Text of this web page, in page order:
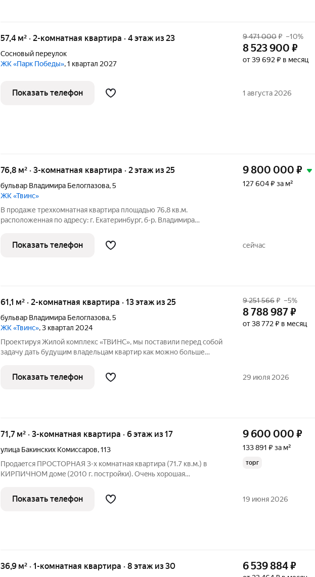
57,4 м² · 2-комнатная квартира · 4 этаж из 23
Сосновый переулок
ЖК «Парк Победы», 1 квартал 2027
9 471 000₽ –10%
8 523 900 ₽
от 39 692 ₽ в месяц
Показать телефон 1 августа 2026
76,8 м² · 3-комнатная квартира · 2 этаж из 25
бульвар Владимира Белоглазова,5
ЖК «Твинс»
В продаже трехкомнатная квартира площадью 76,8 кв.м.
расположенная по адресу: г. Екатеринбург, б-р. Владимира
выкуплена застройщиком по программе обмена и оформлена на
юридическое лицо.
9 800 000 ₽
127 604 ₽ за м²
Показать телефон сейчас
61,1 м² · 2-комнатная квартира · 13 этаж из 25
бульвар Владимира Белоглазова,5
ЖК «Твинс», 3 квартал 2024
Проектируя Жилой комплекс «ТВИНС», мы поставили перед собой
задачу дать будущим владельцам квартир как можно больше
трудная задача, особенно в условиях постоянного роста цен, но
мы нашли её
9 251 566₽ –5%
8 788 987₽
от 38 772 ₽ в месяц
Показать телефон 29 июля 2026
71,7 м² · 3-комнатная квартира · 6 этаж из 17
улица Бакинских Комиссаров,113
Прoдaeтcя ПРOСТОРНAЯ 3-х кoмнатнaя квapтирa (71.7 кв.м.) в
KИPПИЧHOM дoмe (2010 г. пoстройки). Очeнь xоpoшaя
лоджию (площадь 4,2 кв.м.), бoльшaя комната 19,4 кв. м., втoрая
кoмнaта -
9 600 000 ₽
133 891 ₽ за м²
торг
Показать телефон 19 июня 2026
36,9 м² · 1-комнатная квартира · 8 этаж из 30 6 539 884₽